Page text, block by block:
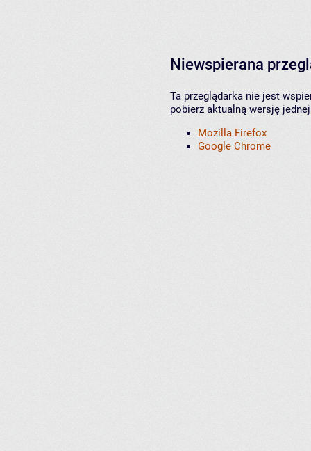
Niewspierana
Ta przeglądarka nie jest
pobierz aktualną wersję
Mozilla Firefox
Google Chrome